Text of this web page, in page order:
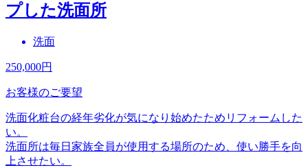
プした洗面所
洗面
250,000円
お客様のご要望
洗面化粧台の経年劣化が気になり始めたためリフォームした
い。
洗面所は毎日家族全員が使用する場所のため、使い勝手を向
上させたい。